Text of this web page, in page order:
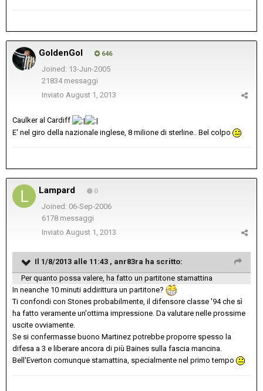
GoldenGol 646
Joined: 13-Jun-2005
21834 messaggi
Inviato August 1, 2013
Caulker al Cardiff
E' nel giro della nazionale inglese, 8 milione di sterline.. Bel colpo
Lampard 0
Joined: 06-Sep-2006
6178 messaggi
Inviato August 1, 2013
Il 1/8/2013 alle 11:43 , anr83ra ha scritto:
Per quanto possa valere, ha fatto un partitone stamattina
In neanche 10 minuti addirittura un partitone?
Ti confondi con Stones probabilmente, il difensore classe '94 che sì
ha fatto veramente un'ottima impressione. Da valutare nelle prossime
uscite ovviamente.
Se si confermasse buono Martinez potrebbe proporre spesso la
difesa a 3 e liberare ancora di più Baines sulla fascia mancina.
Bell'Everton comunque stamattina, specialmente nel primo tempo